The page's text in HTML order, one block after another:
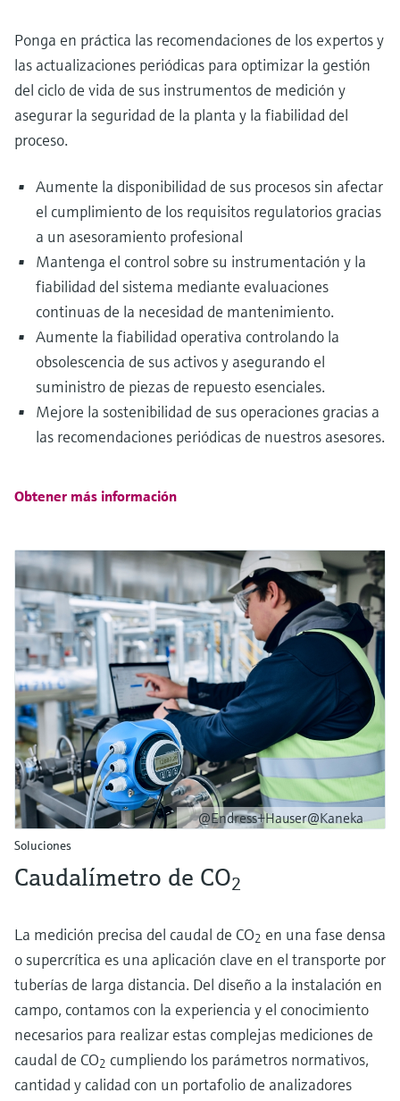
Ponga en práctica las recomendaciones de los expertos y
las actualizaciones periódicas para optimizar la gestión
del ciclo de vida de sus instrumentos de medición y
asegurar la seguridad de la planta y la fiabilidad del
proceso.
Aumente la disponibilidad de sus procesos sin afectar
el cumplimiento de los requisitos regulatorios gracias
a un asesoramiento profesional
Mantenga el control sobre su instrumentación y la
fiabilidad del sistema mediante evaluaciones
continuas de la necesidad de mantenimiento.
Aumente la fiabilidad operativa controlando la
obsolescencia de sus activos y asegurando el
suministro de piezas de repuesto esenciales.
Mejore la sostenibilidad de sus operaciones gracias a
las recomendaciones periódicas de nuestros asesores.
Obtener más información
@Endress+Hauser@Kaneka
Soluciones
Caudalímetro de CO2
La medición precisa del caudal de CO2 en una fase densa
o supercrítica es una aplicación clave en el transporte por
tuberías de larga distancia. Del diseño a la instalación en
campo, contamos con la experiencia y el conocimiento
necesarios para realizar estas complejas mediciones de
caudal de CO2 cumpliendo los parámetros normativos,
cantidad y calidad con un portafolio de analizadores